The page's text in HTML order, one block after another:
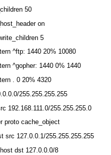
50
on
5
^ftp: 1440 20% 10080
^gopher: 1440 0% 1440
. 0 20% 4320
255.255.255.255
192.168.111.0/255.255.255.0
proto cache_object
src 127.0.0.1/255.255.255.255
dst 127.0.0.0/8